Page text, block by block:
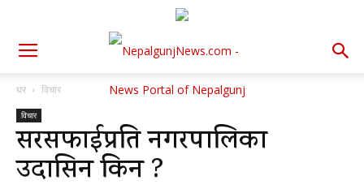
घर विचार
विचार
सरसफाईप्रति नगरपालिका
उदासिन किन ?